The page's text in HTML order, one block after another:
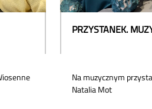
PRZYSTANEK.
Na muzycznym
Natalia Mot